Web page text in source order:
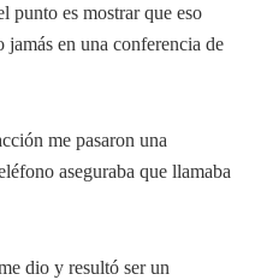
punto es mostrar que eso
en una conferencia de
me pasaron una
aseguraba que llamaba
dio y resultó ser un